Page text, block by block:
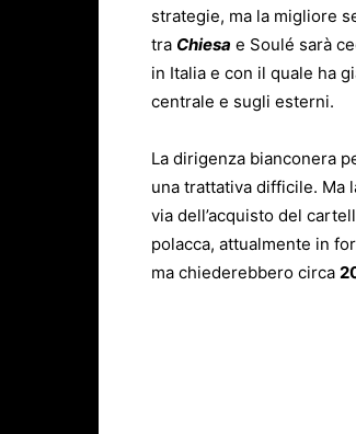
strategie, ma la migliore
tra Chiesa e Soulé sarà
in Italia e con il quale ha
centrale e sugli esterni.
La dirigenza bianconera
una trattativa difficile. Ma
via dell’acquisto del
polacca, attualmente in
ma chiederebbero circa